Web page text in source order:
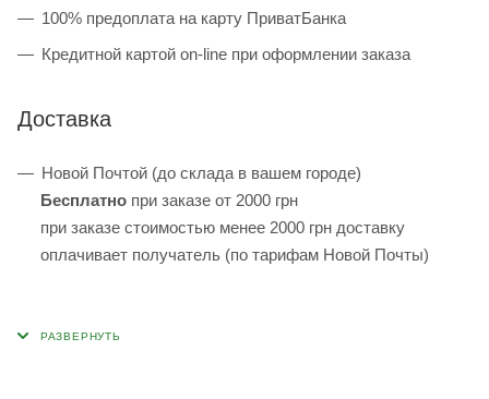
100% предоплата на карту ПриватБанка
Кредитной картой on-line при оформлении заказа
Доставка
Новой Почтой (до склада в вашем городе)
Бесплатно при заказе от 2000 грн
при заказе стоимостью менее 2000 грн доставку
оплачивает получатель (по тарифам Новой Почты)